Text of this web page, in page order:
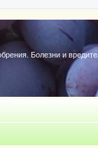
Болезни и